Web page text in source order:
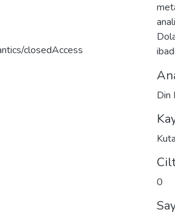
closedAccess
Din
0